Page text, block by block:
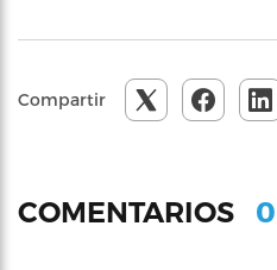
Compartir
COMENTARIOS 0